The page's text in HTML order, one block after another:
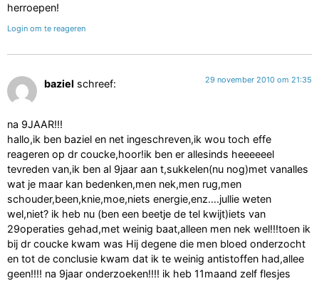
herroepen!
Login om te reageren
baziel schreef: 29 november 2010 om 21:35
na 9JAAR!!!
hallo,ik ben baziel en net ingeschreven,ik wou toch effe
reageren op dr coucke,hoor!ik ben er allesinds heeeeeel
tevreden van,ik ben al 9jaar aan t,sukkelen(nu nog)met vanalles
wat je maar kan bedenken,men nek,men rug,men
schouder,been,knie,moe,niets energie,enz….jullie weten
wel,niet? ik heb nu (ben een beetje de tel kwijt)iets van
29operaties gehad,met weinig baat,alleen men nek wel!!!toen ik
bij dr coucke kwam was Hij degene die men bloed onderzocht
en tot de conclusie kwam dat ik te weinig antistoffen had,allee
geen!!!! na 9jaar onderzoeken!!!! ik heb 11maand zelf flesjes